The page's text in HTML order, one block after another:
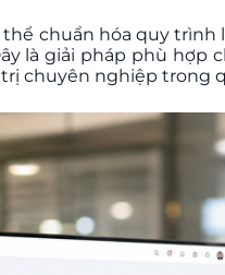
chuẩn hóa quy
là giải pháp phù hợp
chuyên nghiệp trong